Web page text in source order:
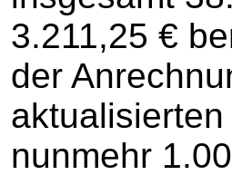
3.211,25 €
der
nunmehr